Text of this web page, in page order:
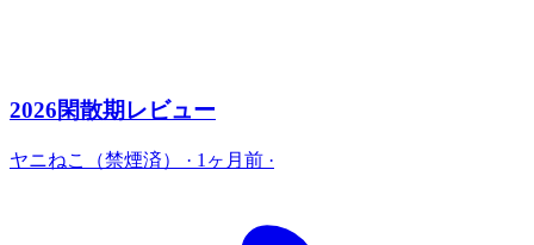
2026閑散期レビュー
ヤニねこ（禁煙済） · 1ヶ月前 ·